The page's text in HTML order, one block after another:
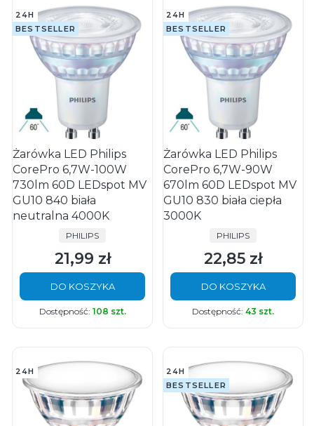
24H
BESTSELLER
Żarówka LED Philips
CorePro 6,7W-100W
730lm 60D LEDspot MV
GU10 840 biała
neutralna 4000K
PRODUCENT
PHILIPS
Cena
21,99 zł
DO KOSZYKA
Dostępność: 108 szt.
24H
BESTSELLER
Żarówka LED Philips
CorePro 6,7W-90W
670lm 60D LEDspot MV
GU10 830 biała ciepła
3000K
PRODUCENT
PHILIPS
Cena
22,85 zł
DO KOSZYKA
Dostępność: 43 szt.
24H
24H
BESTSELLER